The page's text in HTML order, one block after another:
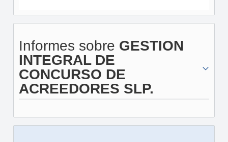
Informes sobre GESTION
INTEGRAL DE
CONCURSO DE
ACREEDORES SLP.